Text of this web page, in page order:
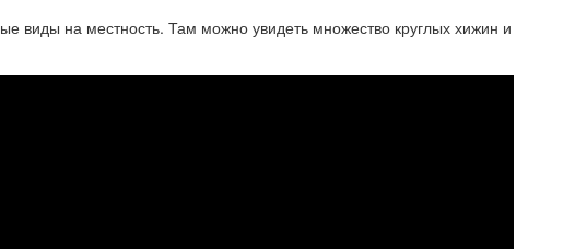
виды на местность. Там можно увидеть множество круглых хижин и